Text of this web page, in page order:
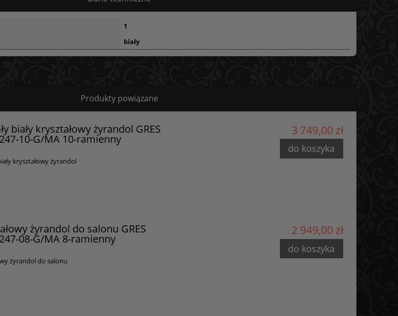
1
biały
bezpieczeństwa
(zgodność z normami UE).
Produkty powiązane
biały kryształowy żyrandol GRES
10-G/MA 10-ramienny
kryształowy żyrandol
3 749,00 zł
do koszyka
żyrandol do salonu GRES
08-G/MA 8-ramienny
żyrandol do salonu
2 949,00 zł
do koszyka